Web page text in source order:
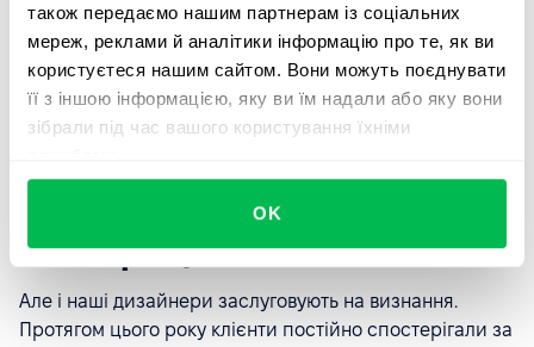
також передаємо нашим партнерам із соціальних
мереж, реклами й аналітики інформацію про те, як ви
користуєтеся нашим сайтом. Вони можуть поєднувати
її з іншою інформацією, яку ви їм надали або яку вони
зібрали під час вашого користування їхніми
OK
UI покращення
Але і наші дизайнери заслуговують на визнання.
Протягом цього року клієнти постійно спостерігали за